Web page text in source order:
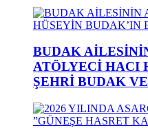
BUDAK
ATÖLYECİ HACI
ŞEHRİ BUDAK